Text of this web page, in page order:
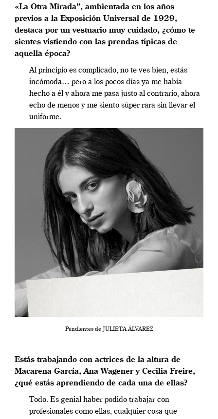
«La Otra Mirada”, ambientada en los años
previos a la Exposición Universal de 1929,
destaca por un vestuario muy cuidado, ¿cómo te
sientes vistiendo con las prendas típicas de
aquella época?
Al principio es complicado, no te ves bien, estás
incómoda… pero a los pocos días ya me había
hecho a él y ahora me pasa justo al contrario, ahora
echo de menos y me siento súper rara sin llevar el
uniforme.
Pendientes de JULIETA ÁLVAREZ
Estás trabajando con actrices de la altura de
Macarena García, Ana Wagener y Cecilia Freire,
¿qué estás aprendiendo de cada una de ellas?
Todo. Es genial haber podido trabajar con
profesionales como ellas, cualquier cosa que